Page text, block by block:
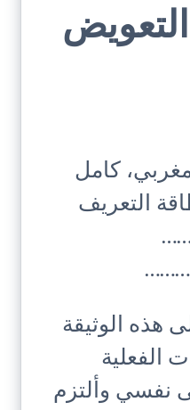
كامل
التعريف
هذه الوثيقة
الفعلية
نفسي وألتزم